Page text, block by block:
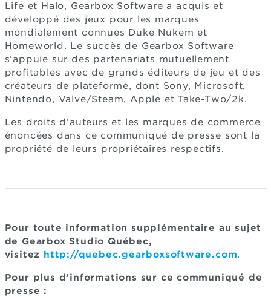
Life et Halo, Gearbox Software a acquis et
développé des jeux pour les marques
mondialement connues Duke Nukem et
Homeworld. Le succès de Gearbox Software
s’appuie sur des partenariats mutuellement
profitables avec de grands éditeurs de jeu et des
créateurs de plateforme, dont Sony, Microsoft,
Nintendo, Valve/Steam, Apple et Take-Two/2k.
Les droits d’auteurs et les marques de commerce
énoncées dans ce communiqué de presse sont la
propriété de leurs propriétaires respectifs.
Pour toute information supplémentaire au sujet
de Gearbox Studio Québec,
visitez http://quebec.gearboxsoftware.com.
Pour plus d’informations sur ce communiqué de
presse :